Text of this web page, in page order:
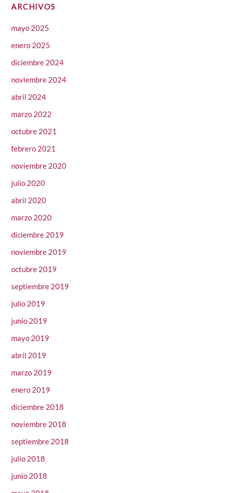
ARCHIVOS
mayo 2025
enero 2025
diciembre 2024
noviembre 2024
abril 2024
marzo 2022
octubre 2021
febrero 2021
noviembre 2020
julio 2020
abril 2020
marzo 2020
diciembre 2019
noviembre 2019
octubre 2019
septiembre 2019
julio 2019
junio 2019
mayo 2019
abril 2019
marzo 2019
enero 2019
diciembre 2018
noviembre 2018
septiembre 2018
julio 2018
junio 2018